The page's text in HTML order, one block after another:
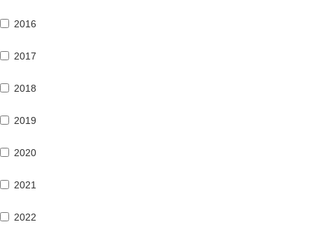
2016
2017
2018
2019
2020
2021
2022